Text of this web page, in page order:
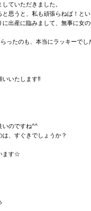
ていただきました。
思うと、私も頑張らねば！と
出産に臨みまして、無事に女の
ったのも、本当にラッキーでし
いいたします‼
いのですね^^
、すぐきでしょうか？
ます☆